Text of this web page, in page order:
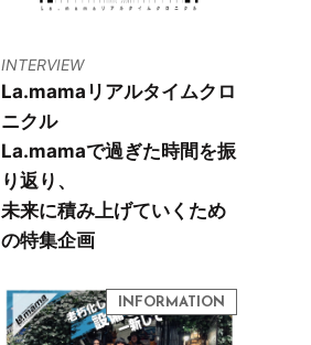
INTERVIEW
La.mamaリアルタイムクロ
ニクル
La.mamaで過ぎた時間を振
り返り、
未来に積み上げていくため
の特集企画